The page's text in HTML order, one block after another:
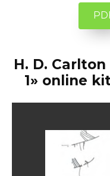
H. D. Carlton
1» online